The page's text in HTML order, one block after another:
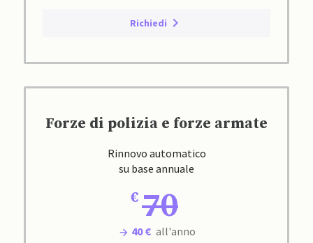
Richiedi
Forze di polizia e forze armate
Rinnovo automatico
su base annuale
70
40 € all'anno